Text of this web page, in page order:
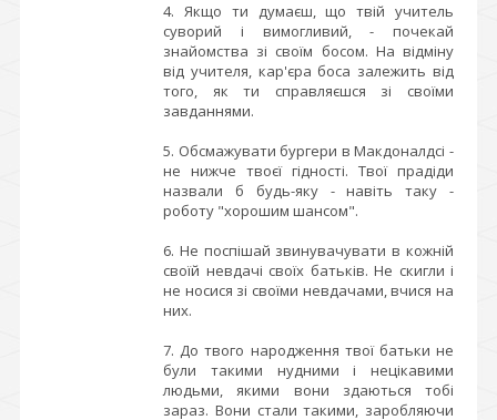
4. Якщо ти думаєш, що твій учитель
суворий і вимогливий, - почекай
знайомства зі своїм босом. На відміну
від учителя, кар'єра боса залежить від
того, як ти справляєшся зі своїми
завданнями.
5. Обсмажувати бургери в Макдоналдсі -
не нижче твоєї гідності. Твої прадіди
назвали б будь-яку - навіть таку -
роботу "хорошим шансом".
6. Не поспішай звинувачувати в кожній
своїй невдачі своїх батьків. Не скигли і
не носися зі своїми невдачами, вчися на
них.
7. До твого народження твої батьки не
були такими нудними і нецікавими
людьми, якими вони здаються тобі
зараз. Вони стали такими, заробляючи